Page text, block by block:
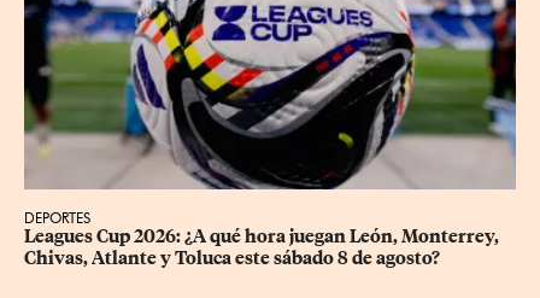
DEPORTES
Leagues Cup 2026: ¿A qué hora juegan León, Monterrey,
Chivas, Atlante y Toluca este sábado 8 de agosto?